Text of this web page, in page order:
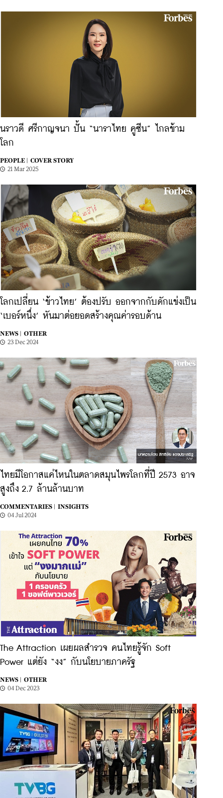
นราวดี ศรีกาญจนา ปั้น “นาราไทย คูซีน” ไกลข้าม
โลก
PEOPLE |
COVER STORY
21 Mar 2025
โลกเปลี่ยน ‘ข้าวไทย’ ต้องปรับ ออกจากกับดักแข่งเป็น
‘เบอร์หนึ่ง’ หันมาต่อยอดสร้างคุณค่ารอบด้าน
NEWS |
OTHER
23 Dec 2024
ไทยมีโอกาสแค่ไหนในตลาดสมุนไพรโลกที่ปี 2573 อาจ
สูงถึง 2.7 ล้านล้านบาท
COMMENTARIES |
INSIGHTS
04 Jul 2024
The Attraction เผยผลสำรวจ คนไทยรู้จัก Soft
Power แต่ยัง “งง” กับนโยบายภาครัฐ
NEWS |
OTHER
04 Dec 2023